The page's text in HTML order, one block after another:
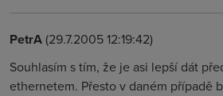
PetrA(29.7.2005 12:19:42)
Souhlasím s tím, že je asi lepší dát
ethernetem. Přesto v daném případě